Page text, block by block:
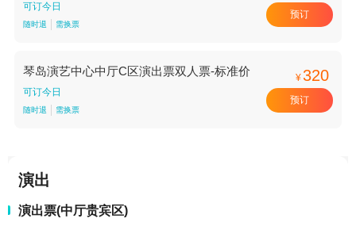
可订今日
随时退 需换票
预订
琴岛演艺中心中厅C区演出票双人票-标准价
可订今日
随时退 需换票
¥320
预订
演出
演出票(中厅贵宾区)